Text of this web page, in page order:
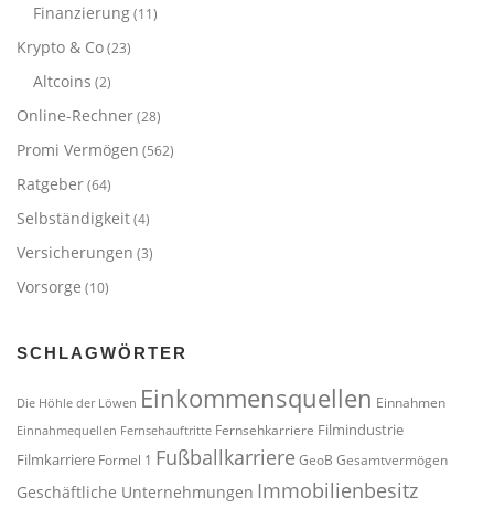
Finanzierung(11)
Krypto & Co(23)
Altcoins (2)
Online-Rechner(28)
Promi Vermögen (562)
Ratgeber(64)
Selbständigkeit(4)
Versicherungen (3)
Vorsorge (10)
SCHLAGWÖRTER
Die Höhle der Löwen Einkommensquellen Einnahmen
Einnahmequellen Fernsehauftritte Fernsehkarriere Filmindustrie
Filmkarriere Formel 1 Fußballkarriere GeoB Gesamtvermögen
Geschäftliche Unternehmungen Immobilienbesitz